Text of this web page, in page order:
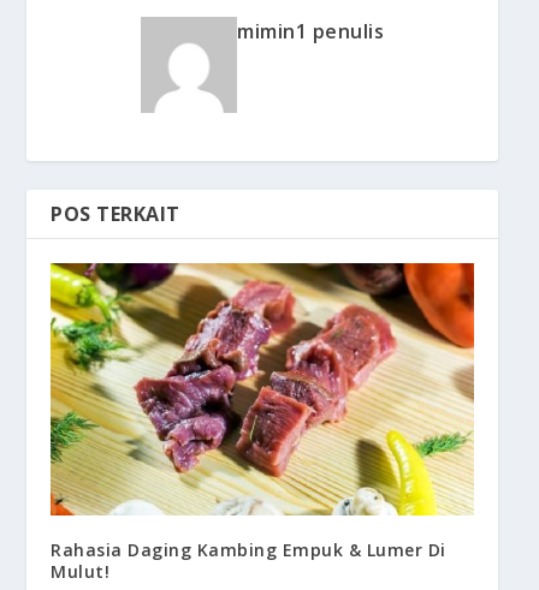
mimin1 penulis
POS TERKAIT
Rahasia Daging Kambing Empuk & Lumer Di
Mulut!